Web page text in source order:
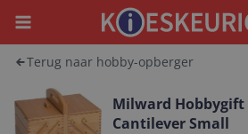
Menu
Terug naar hobby-opberger
Milward Hobbygift
Cantilever Small